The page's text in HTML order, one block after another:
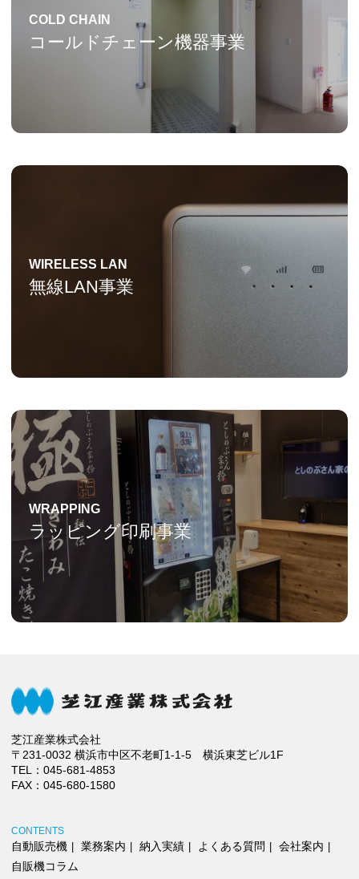
COLD CHAIN
コールドチェーン機器事業
WIRELESS LAN
無線LAN事業
WRAPPING
ラッピング印刷事業
芝江産業株式会社
〒231-0032 横浜市中区不老町1-1-5 横浜東芝ビル1F
TEL： 045-681-4853
FAX：045-680-1580
CONTENTS
自動販売機 業務案内 納入実績 よくある質問
会社案内
自販機コラム